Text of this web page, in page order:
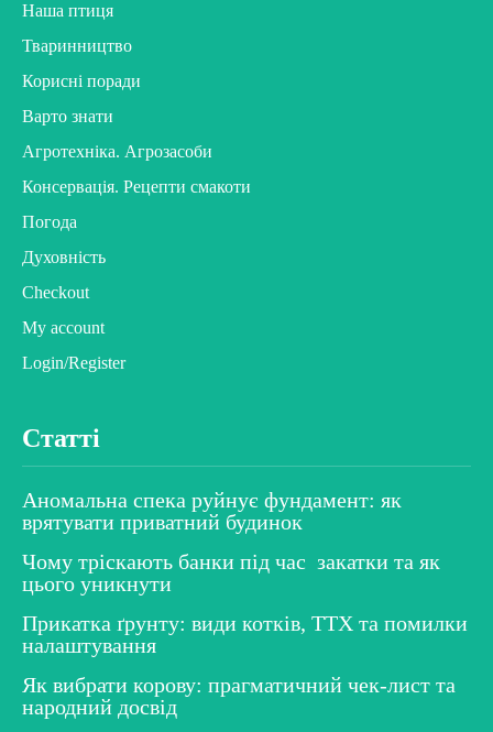
Наша птиця
Тваринництво
Корисні поради
Варто знати
Агротехніка. Агрозасоби
Консервація. Рецепти смакоти
Погода
Духовність
Checkout
My account
Login/Register
Статті
Аномальна спека руйнує фундамент: як
врятувати приватний будинок
Чому тріскають банки під час закатки та як
цього уникнути
Прикатка ґрунту: види котків, ТТХ та помилки
налаштування
Як вибрати корову: прагматичний чек-лист та
народний досвід